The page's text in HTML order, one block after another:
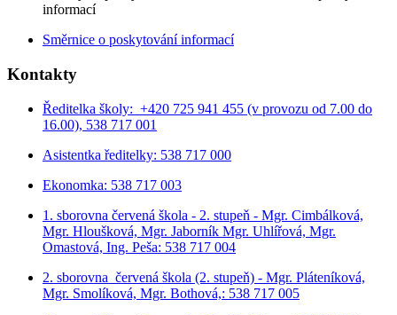
informací
Směrnice o poskytování informací
Kontakty
Ředitelka školy: +420 725 941 455 (v provozu od 7.00 do
16.00), 538 717 001
Asistentka ředitelky: 538 717 000
Ekonomka: 538 717 003
1. sborovna červená škola - 2. stupeň - Mgr. Cimbálková,
Mgr. Hloušková, Mgr. Jaborník Mgr. Uhlířová, Mgr.
Omastová, Ing. Peša: 538 717 004
2. sborovna červená škola (2. stupeň) - Mgr. Pláteníková,
Mgr. Smolíková, Mgr. Bothová,: 538 717 005